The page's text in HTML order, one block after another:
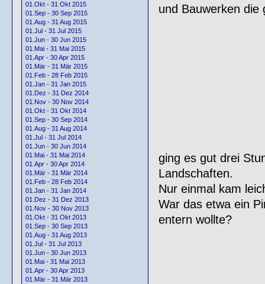
01.Okt - 31 Okt 2015
01.Sep - 30 Sep 2015
01.Aug - 31 Aug 2015
01.Jul - 31 Jul 2015
01.Jun - 30 Jun 2015
01.Mai - 31 Mai 2015
01.Apr - 30 Apr 2015
01.Mär - 31 Mär 2015
01.Feb - 28 Feb 2015
01.Jan - 31 Jan 2015
01.Dez - 31 Dez 2014
01.Nov - 30 Nov 2014
01.Okt - 31 Okt 2014
01.Sep - 30 Sep 2014
01.Aug - 31 Aug 2014
01.Jul - 31 Jul 2014
01.Jun - 30 Jun 2014
01.Mai - 31 Mai 2014
01.Apr - 30 Apr 2014
01.Mär - 31 Mär 2014
01.Feb - 28 Feb 2014
01.Jan - 31 Jan 2014
01.Dez - 31 Dez 2013
01.Nov - 30 Nov 2013
01.Okt - 31 Okt 2013
01.Sep - 30 Sep 2013
01.Aug - 31 Aug 2013
01.Jul - 31 Jul 2013
01.Jun - 30 Jun 2013
01.Mai - 31 Mai 2013
01.Apr - 30 Apr 2013
01.Mär - 31 Mär 2013
und Bauwerken die
ging es gut drei
Landschaften.
Nur einmal kam
War das etwa ein
entern wollte?